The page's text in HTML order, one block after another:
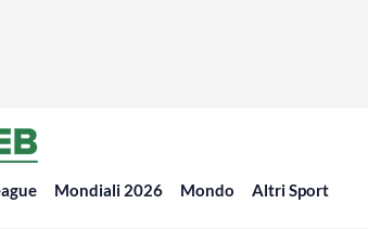
Mondiali 2026 Mondo Altri Sport